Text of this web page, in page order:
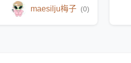
maesilju梅子 (0)